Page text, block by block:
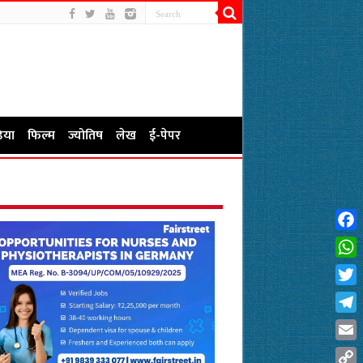
फिल्म ज्योतिष लेख ई-पेपर